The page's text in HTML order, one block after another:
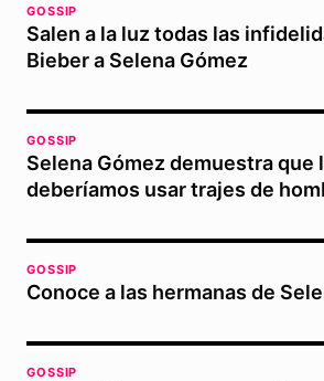
GOSSIP
Salen a la luz todas las
Bieber a Selena Gómez
GOSSIP
Selena Gómez demuestra que
deberíamos usar trajes de
GOSSIP
Conoce a las hermanas de
GOSSIP